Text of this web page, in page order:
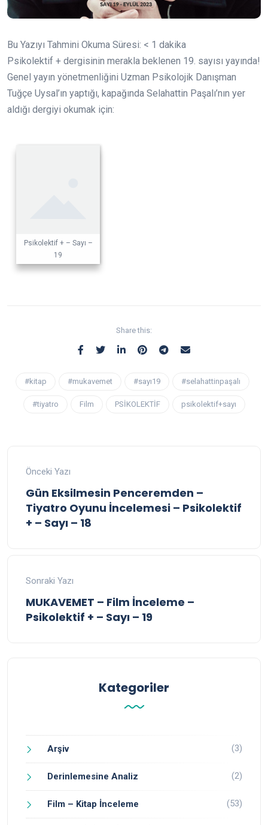
Bu Yazıyı Tahmini Okuma Süresi: < 1 dakika
Psikolektif + dergisinin merakla beklenen 19. sayısı yayında!
Genel yayın yönetmenliğini Uzman Psikolojik Danışman
Tuğçe Uysal’ın yaptığı, kapağında Selahattin Paşalı’nın yer
aldığı dergiyi okumak için:
Psikolektif + – Sayı –
19
Share this:
#kitap #mukavemet #sayı19 #selahattinpaşalı
#tiyatro Film PSİKOLEKTİF psikolektif+sayı
Önceki Yazı
Gün Eksilmesin Penceremden –
Tiyatro Oyunu İncelemesi – Psikolektif
+ – Sayı – 18
Sonraki Yazı
MUKAVEMET – Film İnceleme –
Psikolektif + – Sayı – 19
Kategoriler
Arşiv (3)
Derinlemesine Analiz (2)
Film – Kitap İnceleme (53)